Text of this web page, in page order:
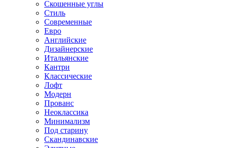
Скошенные углы
Стиль
Современные
Евро
Английские
Дизайнерские
Итальянские
Кантри
Классические
Лофт
Модерн
Прованс
Неоклассика
Минимализм
Под старину
Скандинавские